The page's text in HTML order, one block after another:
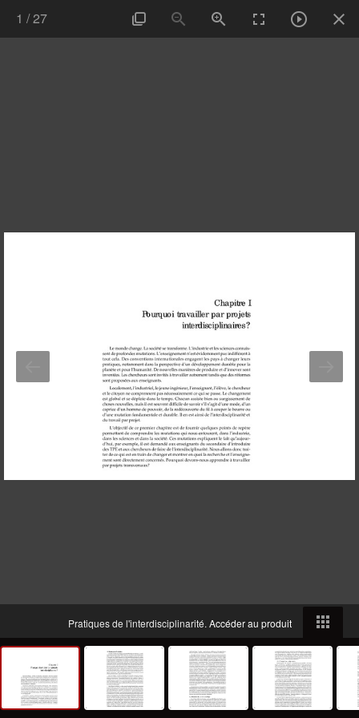
1 /27
Pratiques de l'interdisciplinarité. Accéder au produit